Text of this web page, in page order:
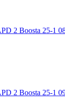
2 Boosta 25-1
2 Boosta 25-1